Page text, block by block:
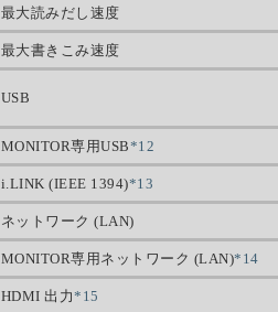
最大読みだし速度
最大書きこみ速度
USB
MONITOR専用USB*12
i.LINK (IEEE 1394)*13
ネットワーク (LAN)
MONITOR専用ネットワーク (LAN)*14
HDMI 出力*15